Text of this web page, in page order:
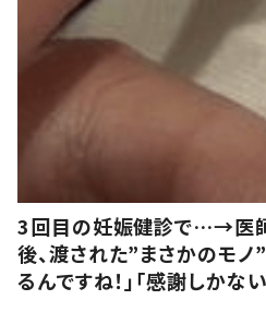
3回目の妊娠健診で…→医師
後、渡された”まさかのモノ
るんですね！」「感謝しかない